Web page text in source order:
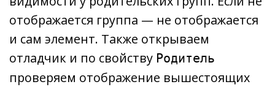
отображается группа — не отображается
и сам элемент. Также открываем
отладчик и по свойству Родитель
проверяем отображение вышестоящих